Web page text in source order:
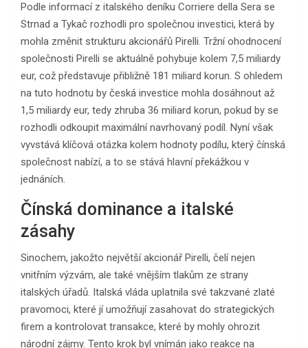
Podle informací z italského deníku Corriere della Sera se
Strnad a Tykač rozhodli pro společnou investici, která by
mohla změnit strukturu akcionářů Pirelli. Tržní ohodnocení
společnosti Pirelli se aktuálně pohybuje kolem 7,5 miliardy
eur, což představuje přibližně 181 miliard korun. S ohledem
na tuto hodnotu by česká investice mohla dosáhnout až
1,5 miliardy eur, tedy zhruba 36 miliard korun, pokud by se
rozhodli odkoupit maximální navrhovaný podíl. Nyní však
vyvstává klíčová otázka kolem hodnoty podílu, který čínská
společnost nabízí, a to se stává hlavní překážkou v
jednáních.
Čínská dominance a italské
zásahy
Sinochem, jakožto největší akcionář Pirelli, čelí nejen
vnitřním výzvám, ale také vnějším tlakům ze strany
italských úřadů. Italská vláda uplatnila své takzvané zlaté
pravomoci, které jí umožňují zasahovat do strategických
firem a kontrolovat transakce, které by mohly ohrozit
národní zájmy. Tento krok byl vnímán jako reakce na